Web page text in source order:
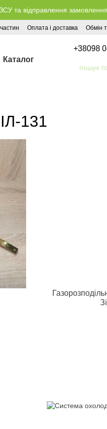
та відправлення
Оплата і доставка Обмін
Каталог
+38098
131